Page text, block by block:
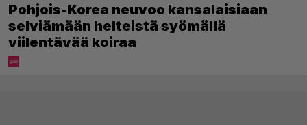
Pohjois-Korea neuvoo kansalaisiaan
selviämään helteistä syömällä
viilentävää koiraa